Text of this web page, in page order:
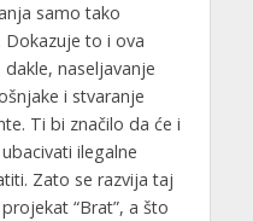
samo tako
Dokazuje to i ova
naseljavanje
i stvaranje
Ti bi značilo da će i
ilegalne
Zato se razvija taj
“Brat”, a što